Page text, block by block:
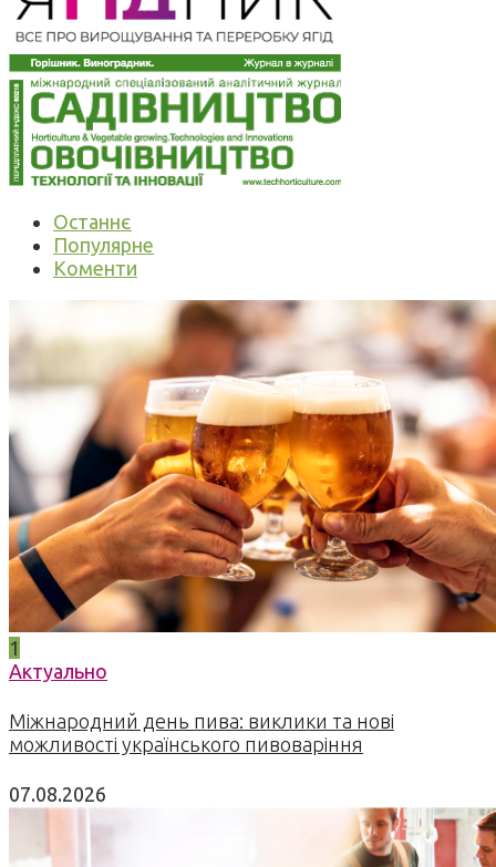
Останнє
Популярне
Коменти
1
Актуально
Міжнародний день пива: виклики та нові
можливості українського пивоваріння
07.08.2026